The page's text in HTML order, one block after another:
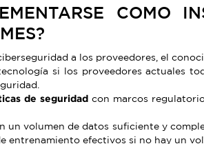
COMO
a los proveedores, el
si los proveedores actuales
de seguridad con marcos
un volumen de datos suficiente y
entrenamiento efectivos si no hay un